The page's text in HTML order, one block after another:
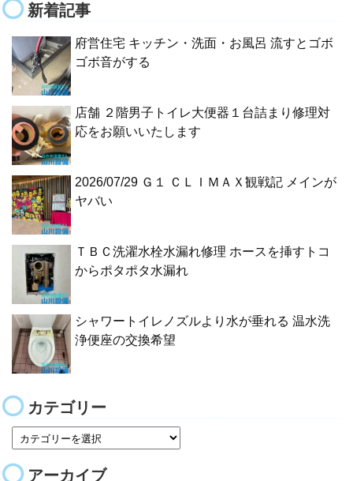
新着記事
府営住宅 キッチン・洗面・お風呂 流すとゴボ
ゴボ音がする
店舗 ２階男子トイレ大便器１台詰まり修理対
応をお願いいたします
2026/07/29 Ｇ１ ＣＬＩＭＡＸ観戦記 メインが
ヤバい
ＴＢＣ洗濯水栓水漏れ修理 ホースを挿すトコ
からポタポタ水漏れ
シャワートイレノズルより水が垂れる 温水洗
浄便座の交換希望
カテゴリー
アーカイブ